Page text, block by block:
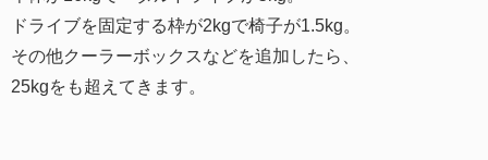
ドライブを固定する枠が2kgで椅子が1.5kg。
その他クーラーボックスなどを追加したら、
25kgをも超えてきます。